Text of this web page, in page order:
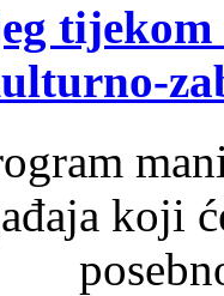
tijekom
koji